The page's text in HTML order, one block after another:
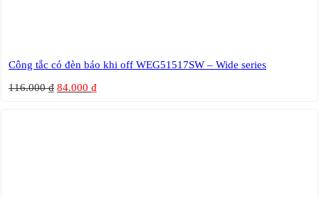
Công tắc có đèn báo khi off WEG51517SW – Wide series
116.000₫ 84.000 ₫